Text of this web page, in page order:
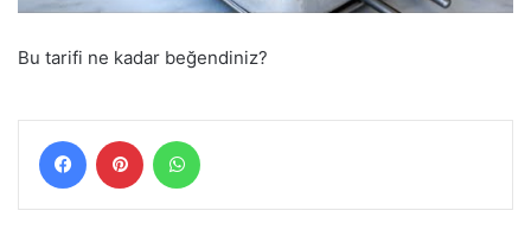
Bu tarifi ne kadar beğendiniz?
FacebookPinterest